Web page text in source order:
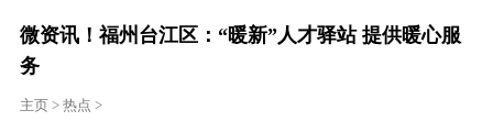
微资讯！福州台江区：“暖新”人才驿站 提供暖心服
务
主页> 热点 >